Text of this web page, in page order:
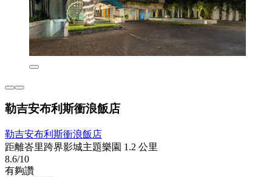
勒吉安布利斯衝浪飯店
勒吉安布利斯衝浪飯店
距離峇里跨界影城主題樂園 1.2 公里
8.6/10
有夠讚